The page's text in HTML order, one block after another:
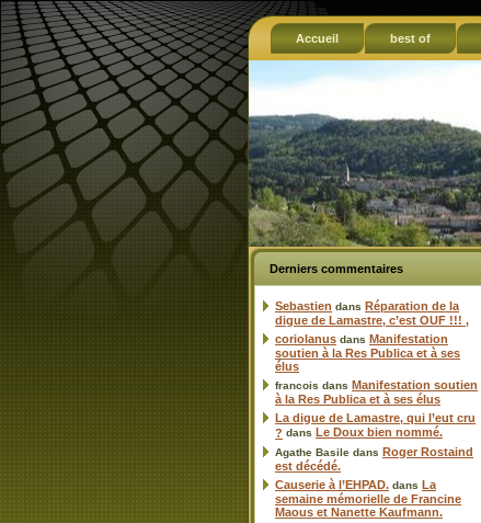
Accueil best of
Derniers commentaires
Sebastien dans Réparation de la
digue de Lamastre, c’est OUF !!! ,
coriolanus dans Manifestation
soutien à la Res Publica et à ses
élus
francois dans Manifestation soutien
à la Res Publica et à ses élus
La digue de Lamastre, qui l’eut cru
? dans Le Doux bien nommé.
Agathe Basile dans Roger Rostaind
est décédé.
Causerie à l’EHPAD. dans La
semaine mémorielle de Francine
Maous et Nanette Kaufmann.